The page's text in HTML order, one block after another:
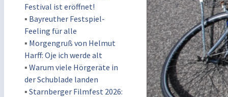
Festival ist eröffnet!
▪ Bayreuther Festspiel-
Feeling für alle
▪ Morgengruß von Helmut
Harff: Oje ich werde alt
▪ Warum viele Hörgeräte in
der Schublade landen
▪ Starnberger Filmfest 2026: